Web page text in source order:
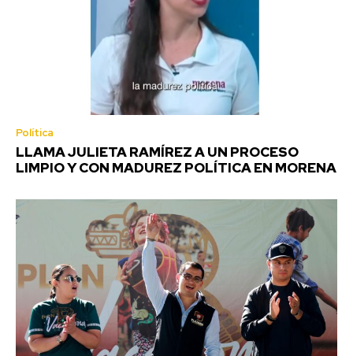
Política
LLAMA JULIETA RAMÍREZ A UN PROCESO
LIMPIO Y CON MADUREZ POLÍTICA EN MORENA